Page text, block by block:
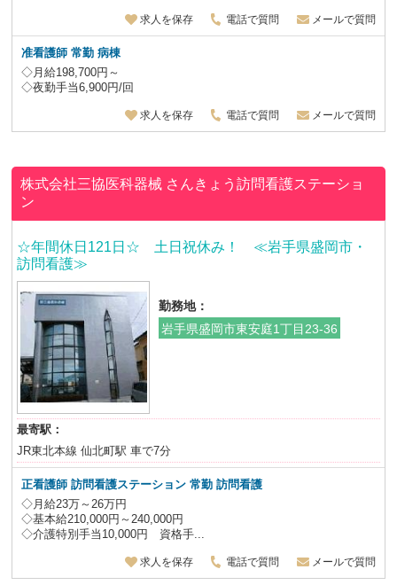
求人を保存 電話で質問 メールで質問
准看護師 常勤 病棟
◇月給198,700円～
◇夜勤手当6,900円/回
求人を保存 電話で質問 メールで質問
株式会社三協医科器械 さんきょう訪問看護ステーショ
ン
☆年間休日121日☆ 土日祝休み！ ≪岩手県盛岡市・
訪問看護≫
勤務地：
岩手県盛岡市東安庭1丁目23-36
最寄駅：
JR東北本線 仙北町駅 車で7分
正看護師訪問看護ステーション 常勤 訪問看護
◇月給23万～26万円
◇基本給210,000円～240,000円
◇介護特別手当10,000円 資格手...
求人を保存 電話で質問 メールで質問